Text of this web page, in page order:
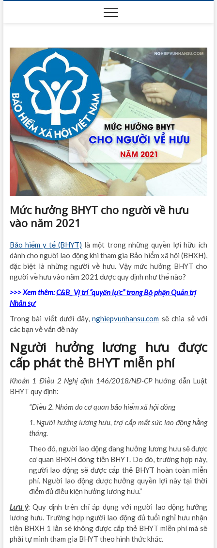
content
Mức hưởng BHYT cho người về hưu
vào năm 2021
Bảo hiểm y tế (BHYT) là một trong những quyền lợi hữu ích
dành cho người lao động khi tham gia Bảo hiểm xã hội (BHXH),
đặc biệt là những người về hưu. Vậy mức hưởng BHYT cho
người về hưu vào năm 2021 được quy định như thế nào?
>>> Xem thêm:C&B_ Vị trí “quyền lực” trong Bộ phận Quản trị
Nhân sự
Trong bài viết dưới đây,nghiepvunhansu.com sẽ chia sẻ với
các bạn về vấn đề này
Người hưởng lương hưu được
cấp phát thẻ BHYT miễn phí
Khoản 1 Điều 2 Nghị định 146/2018/NĐ-CPhướng dẫn Luật
BHYT quy định:
“Điều 2. Nhóm do cơ quan bảo hiểm xã hội đóng
1. Người hưởng lương hưu, trợ cấp mất sức lao động hằng
tháng.
Theo đó, người lao động đang hưởng lương hưu sẽ được
cơ quan BHXH đóng tiền BHYT. Do đó, trường hợp này,
người lao động sẽ được cấp thẻ BHYT hoàn toàn miễn
phí. Người lao động được hưởng quyền lợi này tại thời
điểm đủ điều kiện hưởng lương hưu.”
Lưu ý: Quy định trên chỉ áp dụng với người lao động hưởng
lương hưu. Trường hợp người lao động đủ tuổi nghỉ hưu nhận
tiền BHXH 1 lần sẽ không được cấp thẻ BHYT miễn phí mà sẽ
phải tự mình tham gia BHYT theo hình thức khác.